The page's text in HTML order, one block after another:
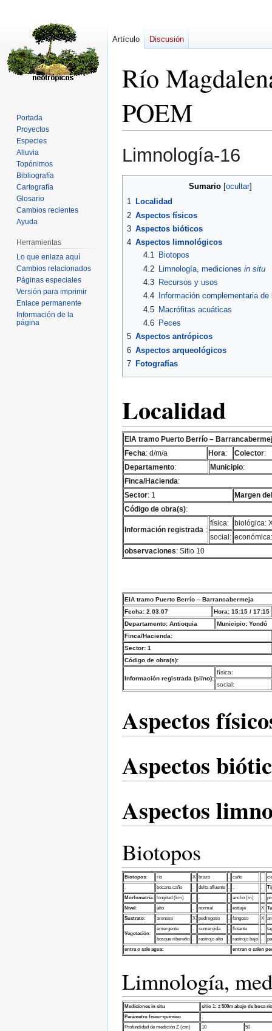
Río
POEM
Ir
a
la
Ir
a
la
Limnología-16
Sumario
1 Localidad
2 Aspectos físicos
3 Aspectos bióticos
4 Aspectos limnológicos
4.1
Biotopos
4.2
Limnología, mediciones in situ
4.3
Recursos y usos
4.4
Información complementaria
4.5 Macrófitas acuáticas
4.6
Peces
5 Aspectos antrópicos
6 Aspectos arqueológicos
7 Fotografías
Localidad
EIA tramo Puerto Berrío –
Fecha: d/m/a Hora: Colector:
Departamento: Municipio:
Finca/Hacienda:
Sector: 1
Margen
Código de obra(s):
Información registrada :
física:
biológica:
social: económica:
observaciones: Sitio 10
EIA tramo Puerto Berrío – Barrancabermeja
Fecha: 2.03.07
Hora: 15:15 / 17:15
Departamento: Antioquia
Municipio: Yondó
Finca/Hacienda:
Sector: 1
Código de obra(s):
Información registrada (si/no):
física:
social:
Aspectos
Aspectos
Aspectos
Biotopos
Biotopos: río X brazo . caño .
.
bocana caño . delta afluente . . .
Morfometría: longitud (km) . . . ancho (m) .
Nivel : alto . normal . estiaje X
Sustrato: arenoso X pedregoso . fangoso X
Vegetación:
emergente . sumergida . flotante .
bosque ribereño . rastrojo alto . rastrojo bajo .
entra o sale agua:
entran o salen
Limnología,
Mediciones in situ sitio 1: ± 500m abajo de boca
Parámetro fisico-químico
.
Profundidad de medición Z (cm)
10
50
Artículo Discusión
Portada
Proyectos
Especies
Alluvia
Topónimos
Bibliografía
Cartografía
Glosario
Cambios recientes
Ayuda
Herramientas
Lo que enlaza aquí
Cambios relacionados
Páginas especiales
Versión para imprimir
Enlace permanente
Información de la
página